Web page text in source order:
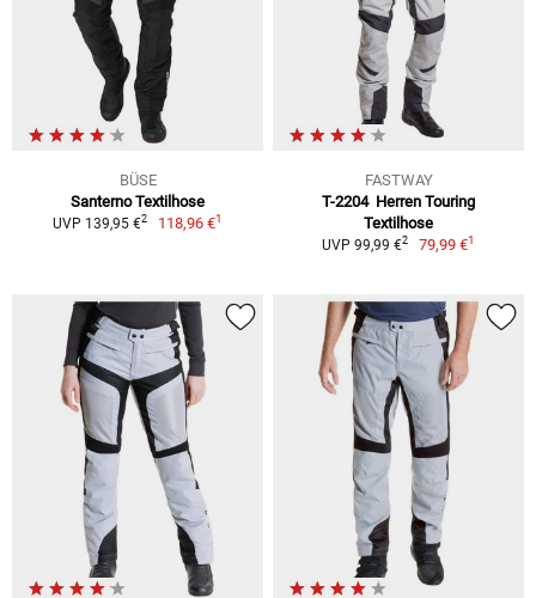
BÜSE
Santerno Textilhose
UVP 139,95 €2 118,96 €1
FASTWAY
T-2204 Herren Touring
Textilhose
UVP 99,99 €2 79,99 €1